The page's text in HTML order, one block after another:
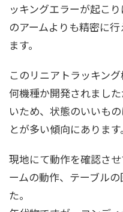
ッキングエラーが起こ
のアームよりも精密に
ます。
このリニアトラッキン
何機種か開発されまし
いため、状態のいいも
とが多い傾向にあります。
現地にて動作を確認さ
ームの動作、テーブル
た。